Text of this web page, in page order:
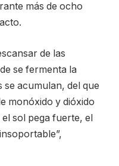
más de ocho
de las
se fermenta la
acumulan, del que
monóxido y dióxido
sol pega fuerte, el